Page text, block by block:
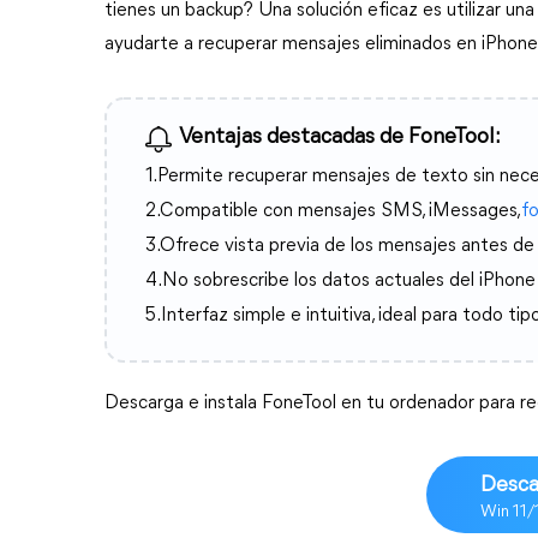
tienes un backup? Una solución eficaz es utilizar
ayudarte a recuperar mensajes eliminados en
Ventajas destacadas de FoneTool:
1.Permite recuperar mensajes de texto sin
2.Compatible con mensajes SMS, iMessages,
3.Ofrece vista previa de los mensajes antes
4.No sobrescribe los datos actuales del
5.Interfaz simple e intuitiva, ideal para todo
Descarga e instala FoneTool en tu ordenador para
Win